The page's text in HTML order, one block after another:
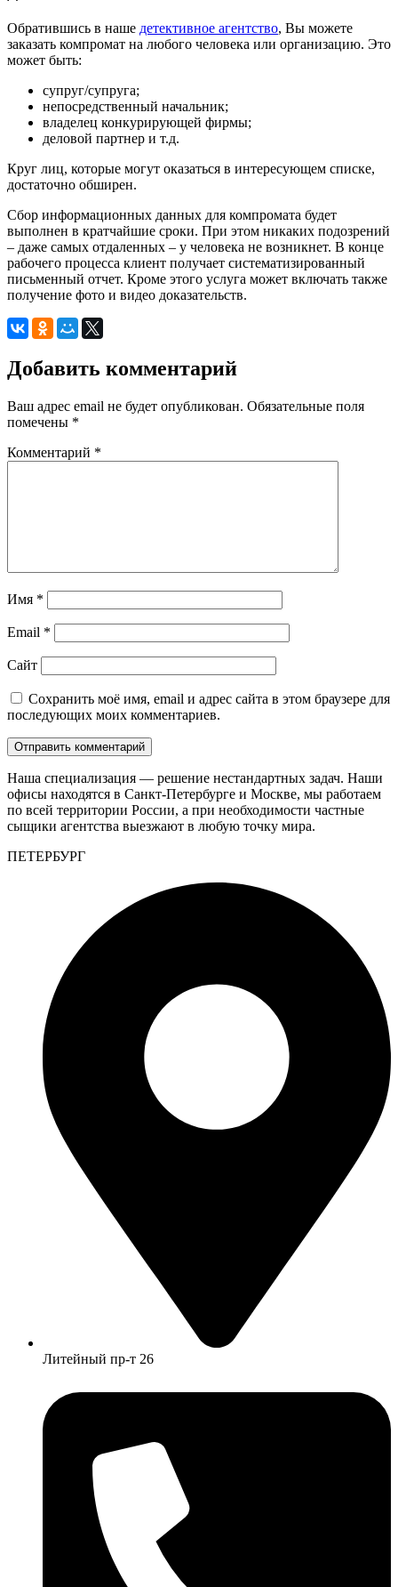
Обратившись в наше детективное агентство, Вы можете
заказать компромат на любого человека или организацию. Это
может быть:
супруг/супруга;
непосредственный начальник;
владелец конкурирующей фирмы;
деловой партнер и т.д.
Круг лиц, которые могут оказаться в интересующем списке,
достаточно обширен.
Сбор информационных данных для компромата будет
выполнен в кратчайшие сроки. При этом никаких подозрений
– даже самых отдаленных – у человека не возникнет. В конце
рабочего процесса клиент получает систематизированный
письменный отчет. Кроме этого услуга может включать также
получение фото и видео доказательств.
Добавить комментарий
Ваш адрес email не будет опубликован. Обязательные поля
помечены *
Комментарий *
Имя *
Email *
Сайт
Сохранить моё имя, email и адрес сайта в этом браузере для
последующих моих комментариев.
Наша специализация — решение нестандартных задач. Наши
офисы находятся в Санкт-Петербурге и Москве, мы работаем
по всей территории России, а при необходимости частные
сыщики агентства выезжают в любую точку мира.
ПЕТЕРБУРГ
Литейный пр-т 26